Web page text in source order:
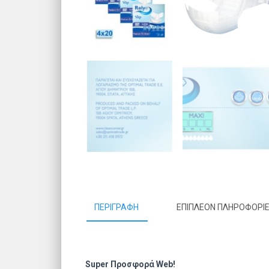
ΠΕΡΙΓΡΑΦΉ ΕΠΙΠΛΈΟΝ
Super Προσφορά Web!